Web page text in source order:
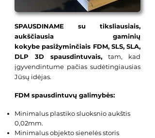
SPAUSDINAME su tiksliausiais,
aukščiausia gaminių
kokybe pasižyminčiais FDM, SLS, SLA,
DLP 3D spausdintuvais,tam, kad
įgyvendintume pačias sudėtingiausias
Jūsų idėjas.
​FDM spausdintuvų galimybės:
Minimalus plastiko sluoksnio aukštis
0,02mm.
Minimalus objekto sienelės storis